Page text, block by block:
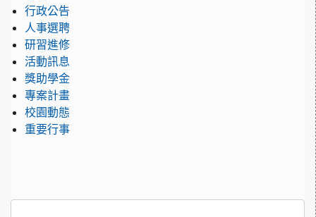
行政公告
人事選聘
研習進修
活動訊息
獎助學金
專案計畫
校園動態
重要行事